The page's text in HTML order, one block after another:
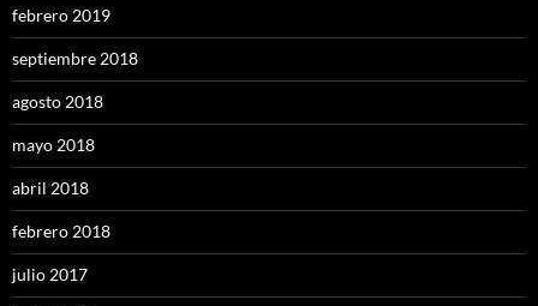
febrero 2019
septiembre 2018
agosto 2018
mayo 2018
abril 2018
febrero 2018
julio 2017